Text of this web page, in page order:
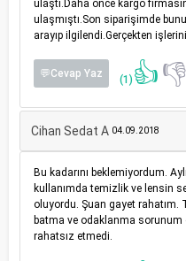
ulaştı.Daha önce kargo
ulaşmıştı.Son siparişimde
arayıp ilgilendi.Gerçekten
💬Cevap Yaz (1) 👍👎
Cihan Sedat A 04.09.2018
Bu kadarını beklemiyordum.
kullanımda temizlik ve lensin
oluyordu. Şuan gayet rahatım.
batma ve odaklanma sorunum
rahatsız etmedi.